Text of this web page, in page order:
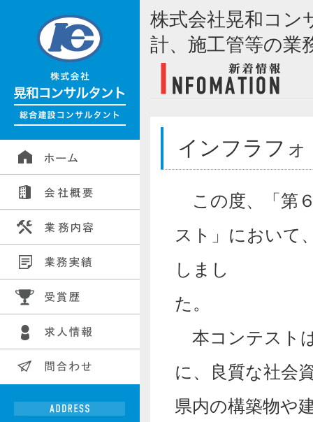
株式会社晃和コン
計、施工管等の業
インフラフ
この度、「第
スト」において
しまし
本コンテスト
に、良質な社会
県内の構築物や